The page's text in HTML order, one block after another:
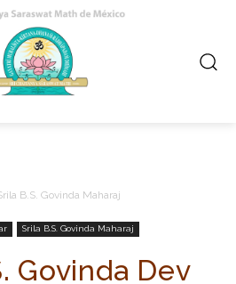
B.S. Govinda Maharaj
Srila B.S. Govinda Maharaj
Govinda Dev